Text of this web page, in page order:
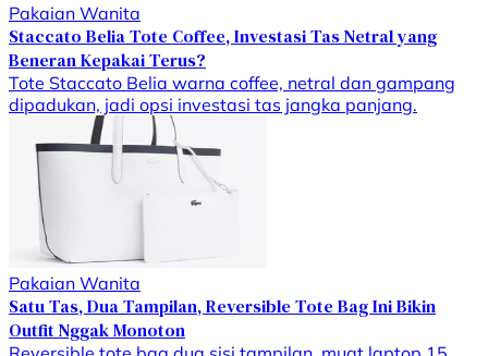
Pakaian Wanita
Staccato Belia Tote Coffee, Investasi Tas Netral yang
Beneran Kepakai Terus?
Tote Staccato Belia warna coffee, netral dan gampang
dipadukan, jadi opsi investasi tas jangka panjang.
Pakaian Wanita
Satu Tas, Dua Tampilan, Reversible Tote Bag Ini Bikin
Outfit Nggak Monoton